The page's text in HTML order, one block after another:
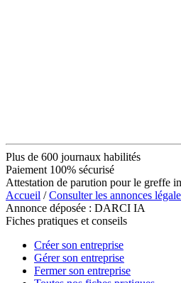
Plus de 600 journaux habilités
Paiement 100% sécurisé
Attestation de parution pour le greffe
Accueil /Consulter les annonces
Annonce déposée : DARCI IA
Fiches pratiques et conseils
Créer son entreprise
Gérer son entreprise
Fermer son entreprise